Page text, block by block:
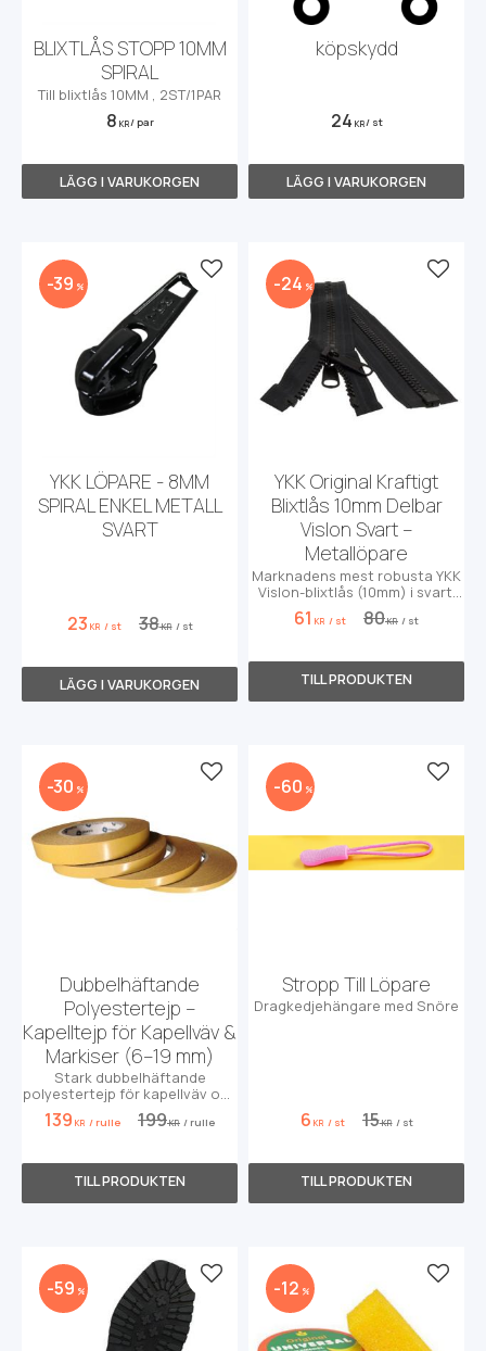
BLIXTLÅS STOPP 10MM
SPIRAL
Till blixtlås 10MM , 2ST/1PAR
8 KR/par
köpskydd
24 KR/ st
YKK LÖPARE - 8MM
SPIRAL ENKEL METALL
SVART
23 KR / st 38KR / st
39 % Lägg till i favoriter
YKK Original Kraftigt
Blixtlås 10mm Delbar
Vislon Svart –
Metallöpare
Marknadens mest robusta YKK
Vislon-blixtlås (10mm) i svart.
Med slitstark metallöpare och
dubbla dragkläppar. Perfekt för
61 KR / st 80KR / st
24 % Lägg
Dubbelhäftande
Polyestertejp –
Kapelltejp för Kapellväv &
Markiser (6–19 mm)
Stark dubbelhäftande
polyestertejp för kapellväv och
markiser. Perfekt för att fixera
tyget innan sömnad. Ej för
139 KR / rulle 199KR / rulle
30 % Lägg till i favoriter
Stropp Till Löpare
Dragkedjehängare med Snöre
6 KR / st 15KR / st
60 % Lägg
59 % Lägg till i favoriter
12 % Lägg